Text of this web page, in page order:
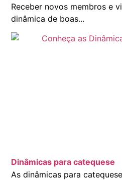
Receber novos membros e
dinâmica de boas...
Dinâmicas para catequese
As dinâmicas para